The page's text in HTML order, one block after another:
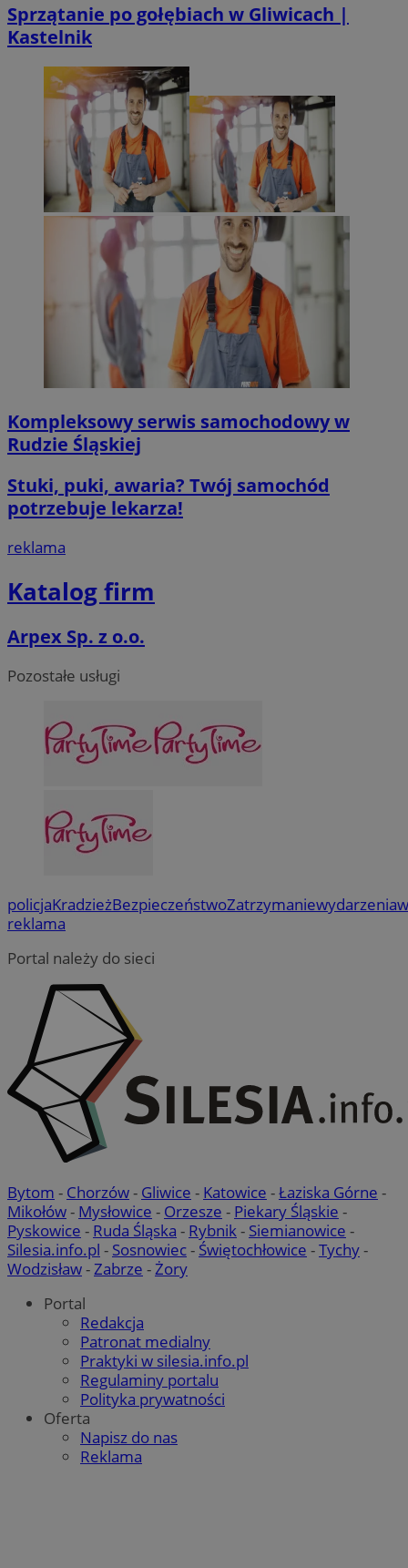
Sprzątanie po gołębiach w Gliwicach |
Kastelnik
Kompleksowy serwis samochodowy w
Rudzie Śląskiej
Stuki, puki, awaria? Twój samochód
potrzebuje lekarza!
reklama
Katalog firm
Arpex Sp. z o.o.
Pozostałe usługi
policjaKradzieżBezpieczeństwoZatrzymaniewydarzenia
reklama
Portal należy do sieci
Bytom - Chorzów- Gliwice - Katowice -Łaziska Górne -
Mikołów- Mysłowice - Orzesze - Piekary Śląskie -
Pyskowice - Ruda Śląska - Rybnik - Siemianowice -
Silesia.info.pl - Sosnowiec- Świętochłowice -Tychy-
Wodzisław- Zabrze - Żory
Portal
Redakcja
Patronat medialny
Praktyki w silesia.info.pl
Regulaminy portalu
Polityka prywatności
Oferta
Napisz do nas
Reklama